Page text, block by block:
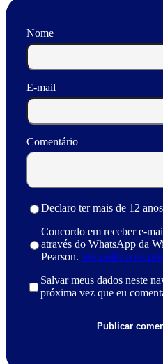
Nome
E-mail
Comentário
Declaro ter mais de 12
Concordo em receber e-
através do WhatsApp da
Pearson. Ver política de
Salvar meus dados neste
próxima vez que eu